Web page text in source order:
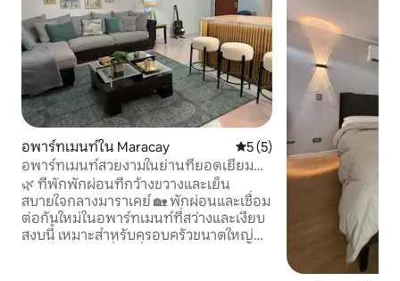
อพาร์ทเมนท์ใน Maracay คะแนนเฉลี่ย 5 จาก 5, 5 รีวิว
5 (5)
อพาร์ทเมนท์สวยงามในย่านที่ยอดเยี่ยม
ของมาราเคย์
🌿 ที่พักพักผ่อนที่กว้างขวางและเย็น
สบายใจกลางมาราเคย์ 🏡 พักผ่อนและเชื่อม
ต่อกันใหม่ในอพาร์ทเมนท์ที่สว่างและเงียบ
สงบนี้ เหมาะสำหรับครอบครัวขนาดใหญ่